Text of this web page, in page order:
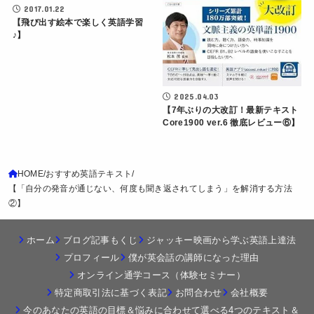
2017.01.22
【飛び出す絵本で楽しく英語学習
♪】
2025.04.03
【7年ぶりの大改訂！最新テキスト
Core1900 ver.6 徹底レビュー⑥】
HOME おすすめ英語テキスト
【「自分の発音が通じない、何度も聞き返されてしまう」を解消する方法
②】
ホーム ブログ記事もくじ
ジャッキー映画から学ぶ英語上達法
プロフィール
僕が英会話の講師になった理由
オンライン通学コース（体験セミナー）
特定商取引法に基づく表記
お問合わせ
会社概要
今のあなたの英語の目標＆悩みに合わせて選べる4つのテキスト＆